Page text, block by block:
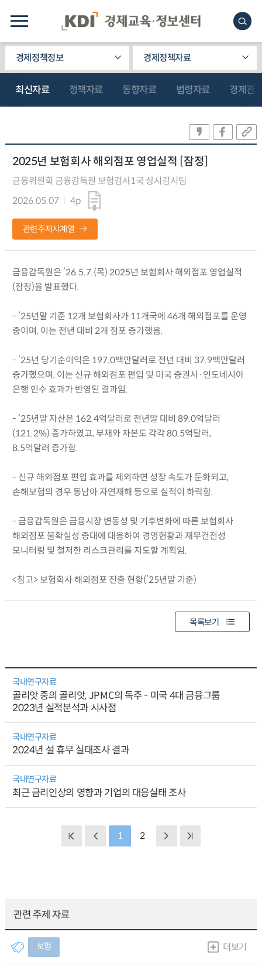
경제정책정보 경제정책자료
최신자료 정책자료 동향자료 법령자료 경제관
2025년 보험회사 해외점포 영업실적 [잠정]
금융위원회 금융감독원 보험검사1국 상시감시팀
2026.05.07
4p
관련주제시계열
금융감독원은 ’26.5.7.(목) 2025년 보험회사 해외점포 영업실적
(잠정)을 발표했다.
- ’25년말 기준 12개 보험회사가 11개국에 46개 해외점포를 운영
중이며, 이는 전년 대비 2개 점포 증가했음.
- ’25년 당기순이익은 197.0백만달러로 전년 대비 37.9백만달러
증가했으며, 이는 신규 해외점포 편입 및 미국 증권사·인도네시아
은행 인수 효과가 반영된 결과임.
- ’25년말 자산은 162.4억달러로 전년말 대비 89.0억달러
(121.2%) 증가하였고, 부채와 자본도 각각 80.5억달러,
8.5억달러 증가함.
- 신규 해외점포 편입 효과를 제외하면 성장 속도가 둔화되고,
손해보험의 경우 동남아 자연재해 등으로 실적이 하락함.
- 금융감독원은 금융시장 변동성 및 기후변화에 따른 보험회사
해외점포 불확실성 증대에 대응하여 경영현황과 재무건전성
모니터링 및 철저한 리스크관리를 지도할 계획임.
<참고> 보험회사 해외점포 진출 현황(’25년말 기준)
목록보기
국내연구자료
골리앗 중의 골리앗, JPMC의 독주 - 미국 4대 금융그룹
2023년 실적분석과 시사점
국내연구자료
2024년 설 휴무 실태조사 결과
국내연구자료
최근 금리인상의 영향과 기업의 대응실태 조사
1 2
관련 주제 자료
보험 더보기